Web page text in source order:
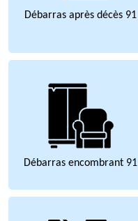
Débarras après décès 91
Débarras encombrant 91